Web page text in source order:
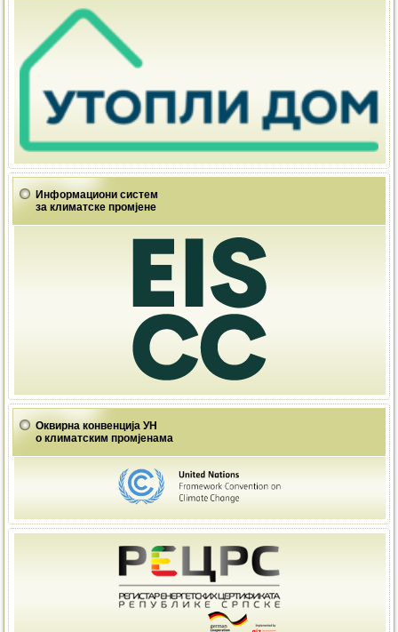
Информациони систем
за климатске промјене
Оквирна конвенција УН
о климатским промјенама